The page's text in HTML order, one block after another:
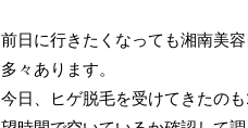
前日に行きたくなっても湘南美
多々あります。
今日、ヒゲ脱毛を受けてきたの